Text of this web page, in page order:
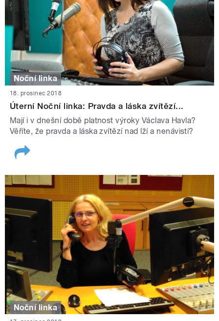
Noční linka
18. prosinec 2018
Úterní Noční linka: Pravda a láska zvítězí...
Mají i v dnešní době platnost výroky Václava Havla?
Věříte, že pravda a láska zvítězí nad lží a nenávistí?
Noční linka